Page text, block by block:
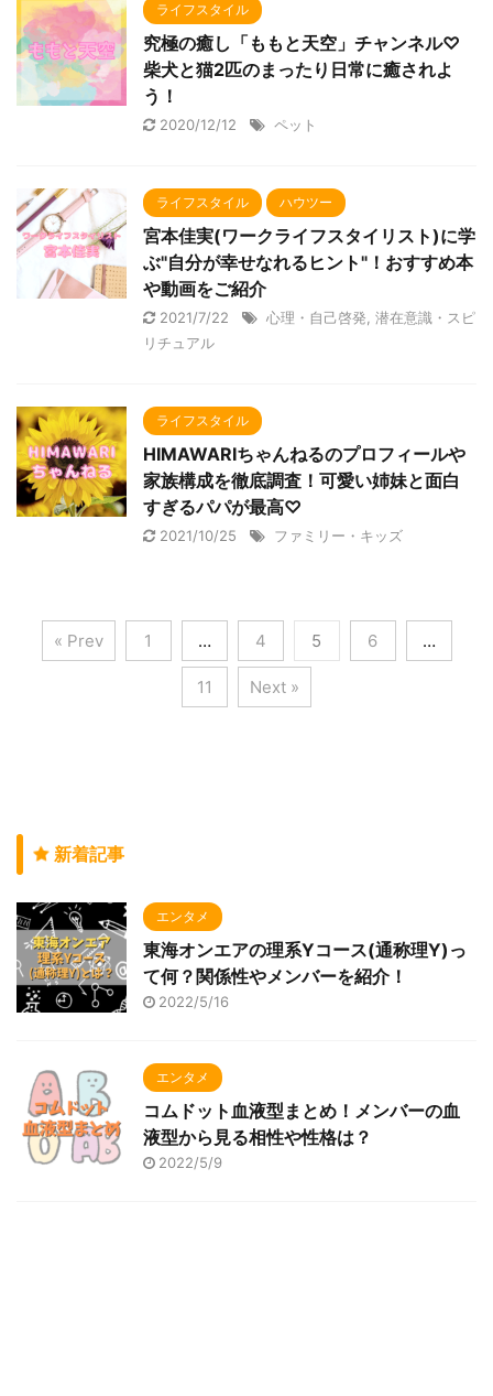
ライフスタイル
究極の癒し「ももと天空」チャンネル♡
柴犬と猫2匹のまったり日常に癒されよ
う！
2020/12/12 ペット
ライフスタイル ハウツー
宮本佳実(ワークライフスタイリスト)に学
ぶ"自分が幸せなれるヒント"！おすすめ本
や動画をご紹介
2021/7/22 心理・自己啓発 潜在意識・スピ
リチュアル
ライフスタイル
HIMAWARIちゃんねるのプロフィールや
家族構成を徹底調査！可愛い姉妹と面白
すぎるパパが最高♡
2021/10/25 ファミリー・キッズ
« Prev 1 … 4 5 6 …
11 Next »
新着記事
エンタメ
東海オンエアの理系Yコース(通称理Y)っ
て何？関係性やメンバーを紹介！
2022/5/16
エンタメ
コムドット血液型まとめ！メンバーの血
液型から見る相性や性格は？
2022/5/9